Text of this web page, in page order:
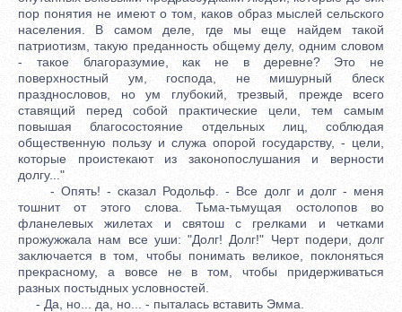
пор понятия не имеют о том, каков образ мыслей сельского
населения. В самом деле, где мы еще найдем такой
патриотизм, такую преданность общему делу, одним словом
- такое благоразумие, как не в деревне? Это не
поверхностный ум, господа, не мишурный блеск
празднословов, но ум глубокий, трезвый, прежде всего
ставящий перед собой практические цели, тем самым
повышая благосостояние отдельных лиц, соблюдая
общественную пользу и служа опорой государству, - цели,
которые проистекают из законопослушания и верности
долгу..."
- Опять! - сказал Родольф. - Все долг и долг - меня
тошнит от этого слова. Тьма-тьмущая остолопов во
фланелевых жилетах и святош с грелками и четками
прожужжала нам все уши: "Долг! Долг!" Черт подери, долг
заключается в том, чтобы понимать великое, поклоняться
прекрасному, а вовсе не в том, чтобы придерживаться
разных постыдных условностей.
- Да, но... да, но... - пыталась вставить Эмма.